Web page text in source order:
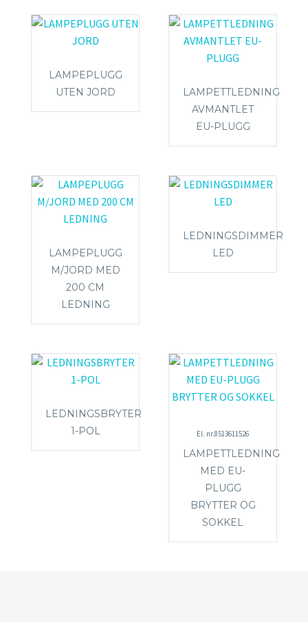
LAMPEPLUGG
UTEN JORD
LAMPETTLEDNING
AVMANTLET
EU-PLUGG
LAMPEPLUGG
M/JORD MED
200 CM
LEDNING
LEDNINGSDIMMER
LED
LEDNINGSBRYTER
1-POL
El. nr.8513611526
LAMPETTLEDNING
MED EU-
PLUGG
BRYTTER OG
SOKKEL